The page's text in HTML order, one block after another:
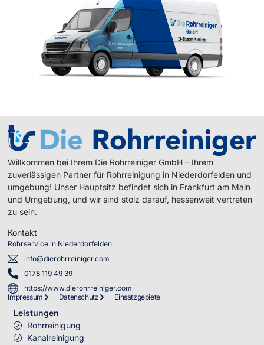
Willkommen bei Ihrem Die Rohrreiniger GmbH – Ihrem
zuverlässigen Partner für Rohrreinigung in Niederdorfelden und
umgebung! Unser Hauptsitz befindet sich in Frankfurt am Main
und Umgebung, und wir sind stolz darauf, hessenweit vertreten
zu sein.
Kontakt
Rohrservice in Niederdorfelden
info@dierohrreiniger.com
0178 119 49 39
https://www.dierohrreiniger.com
Impressum
Datenschutz Einsatzgebiete
Leistungen
Rohrreinigung
Kanalreinigung